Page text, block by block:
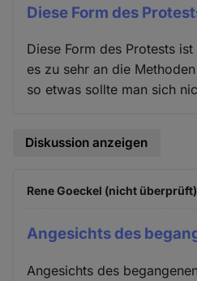
Diese Form des
Diese Form des Protests
es zu sehr an die
so etwas sollte man sich
Diskussion anzeigen
Rene Goeckel (nicht überprüft)
Angesichts des
Angesichts des